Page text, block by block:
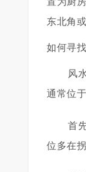
东北角
如何寻
风
通常位
首
位多在